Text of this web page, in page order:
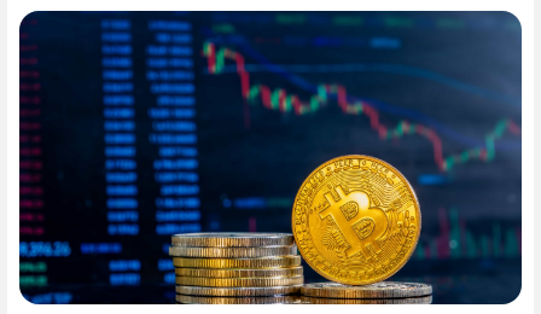
Союза, президент Евро-Азиатского
Танцевального Совете (EADC), заслуженный
деятель искусств РФ, народный артист
России Станислав Попов. Совсем недавно
сложившийся дуэт Кирилла Александрова и
Дарьи Прусаковой примет участие в
турнире профессионалов по
латиноамериканской программе.